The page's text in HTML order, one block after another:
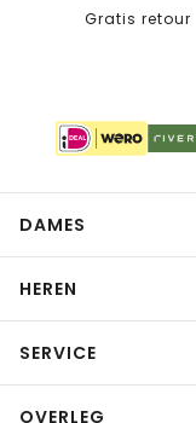
Gratis retour
DAMES
HEREN
SERVICE
OVERLEG